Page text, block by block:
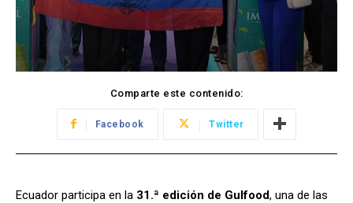
Comparte este contenido:
Facebook Twitter
Ecuador participa en la 31.ª edición de Gulfood, una de las